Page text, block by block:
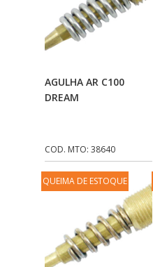
Adicionar Ao
AGULHA AR C100
DREAM
COD. MTO: 38640
QUEIMA DE ESTOQUE